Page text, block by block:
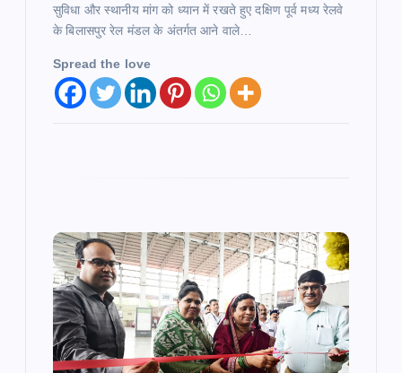
सुविधा और स्थानीय मांग को ध्यान में रखते हुए दक्षिण पूर्व मध्य रेलवे
के बिलासपुर रेल मंडल के अंतर्गत आने वाले…
Spread the love